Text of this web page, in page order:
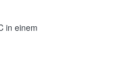
in einem